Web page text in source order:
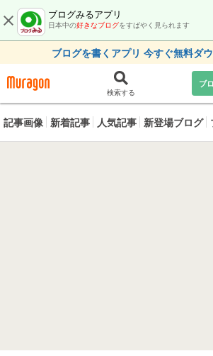
ブログみるアプリ
日本中の好きなブログをすばやく見られます
ブログを書くアプリ 今すぐ無料ダ
検索する
ブ
記事画像 新着記事 人気記事 新登場ブログ